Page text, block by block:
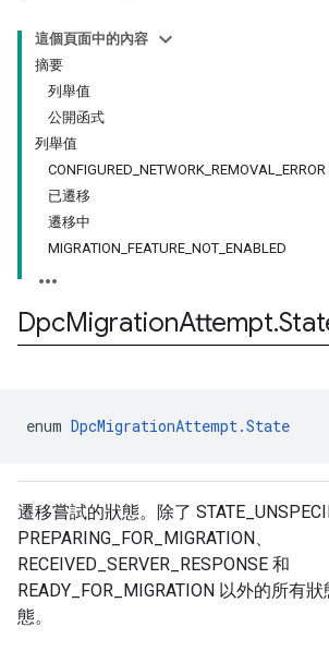
這個頁面中的內容
摘要
列舉值
公開函式
列舉值
CONFIGURED_NETWORK_REMOVAL_ERROR
已遷移
遷移中
MIGRATION_FEATURE_NOT_ENABLED
DpcMigrationAttempt.
enum DpcMigrationAttempt.State
遷移嘗試的狀態。除了
PREPARING_FOR_MIGRATION、
RECEIVED_SERVER_RESPONSE 和
READY_FOR_MIGRATION 以外的所有
態。